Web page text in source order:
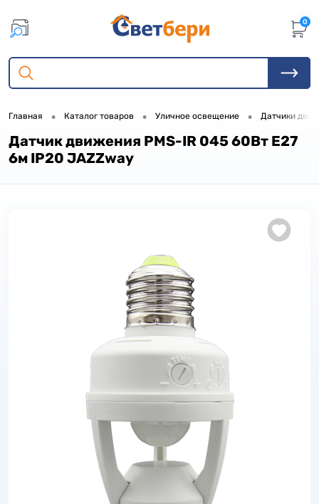
0
Главная • Каталог товаров • Уличное освещение • Датчики
Датчик движения PMS-IR 045 60Вт Е27
6м IP20 JAZZway